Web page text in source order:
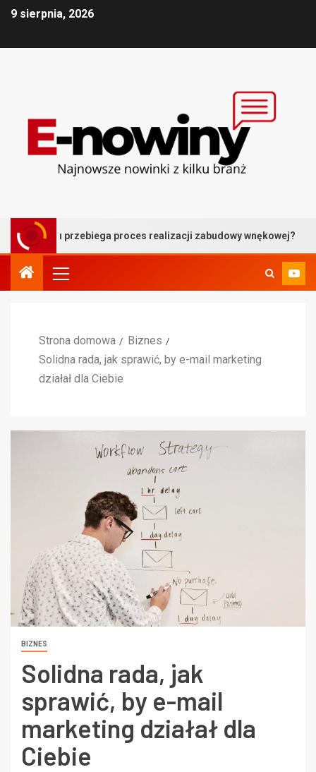
9 sierpnia, 2026
przebiega proces realizacji zabudowy wnękowej?
Strona domowa
Biznes
Solidna rada, jak sprawić, by e-mail marketing
działał dla Ciebie
BIZNES
Solidna rada, jak
sprawić, by e-mail
marketing działał dla
Ciebie